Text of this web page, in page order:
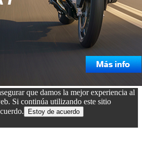
que damos la mejor experiencia al
Si continúa utilizando este sitio
Estoy de acuerdo